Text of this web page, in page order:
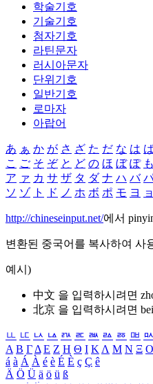
학술기호
기술기호
첨자기호
라틴문자
러시아문자
단위기호
일반기호
로마자
아랍어
あ ぁ か が さ ざ た だ な は
こ ご そ ぞ と ど の ほ ぼ ぽ も
ア ァ カ サ ザ タ ダ ナ ハ バ
ソ ゾ ト ド ノ ホ ボ ポ モ ヨ ョ
http://chineseinput.net/에서
변환된 중국어를 복사하여 사
예시)
中文 을 입력하시려면
北京 을 입력하시려면
ㅥ ㅦ ㅧ ㅨ ㅩ ㅪ ㅫ ㅬ ㅭ ㅮ ㅯ
Α Β ΓΔ Ε Ζ Η Θ Ι ΚΛ Μ Ν Ξ Ο
á à Á À é è É È ç Ç ê
Ä Ö Ü ä ö ü ß